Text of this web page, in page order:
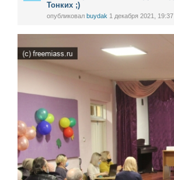
Тонких ;)
опубликовал buydak 1 декабря 2021, 19:37